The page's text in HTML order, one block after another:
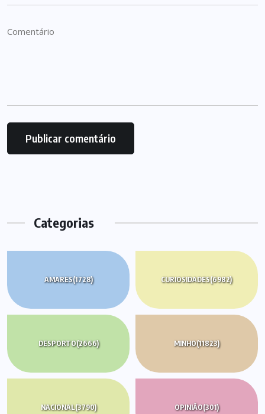
Categorias
AMARES(1728) CURIOSIDADES(6982)
DESPORTO(2666) MINHO(11823)
NACIONAL(3790) OPINIÃO(301)